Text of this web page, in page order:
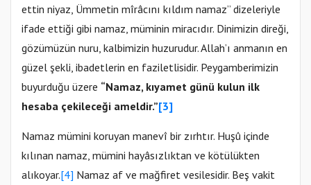
ettin niyaz, Ümmetin mîrâcını kıldım namaz” dizeleriyle
ifade ettiği gibi namaz, müminin miracıdır. Dinimizin direği,
gözümüzün nuru, kalbimizin huzurudur. Allah’ı anmanın en
güzel şekli, ibadetlerin en faziletlisidir. Peygamberimizin
buyurduğu üzere “Namaz, kıyamet günü kulun ilk
hesaba çekileceği ameldir.”[3]
Namaz mümini koruyan manevî bir zırhtır. Huşû içinde
kılınan namaz, mümini hayâsızlıktan ve kötülükten
alıkoyar.[4] Namaz af ve mağfiret vesilesidir. Beş vakit